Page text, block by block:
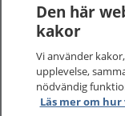
Den här
kakor
Vi använder
upplevelse,
nödvändig
Läs mer om